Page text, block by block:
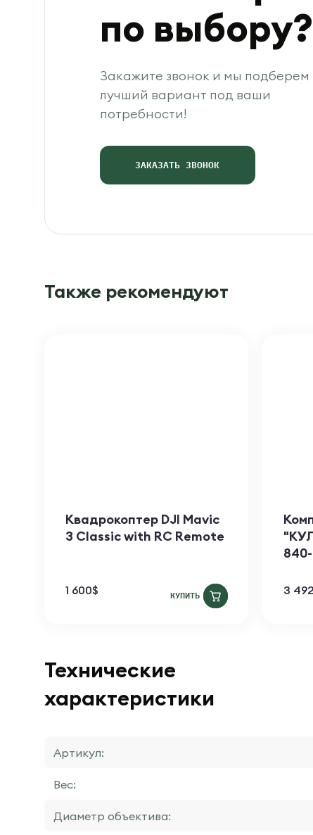
по выбору?
Закажите звонок и мы подберем
лучший вариант под ваши
потребности!
ЗАКАЗАТЬ ЗВОНОК
Также рекомендуют
Квадрокоптер DJI Mavic
3 Classic with RC Remote
1 600$ КУПИТЬ 3 492
Технические
характеристики
Артикул:
Вес:
Диаметр объектива: